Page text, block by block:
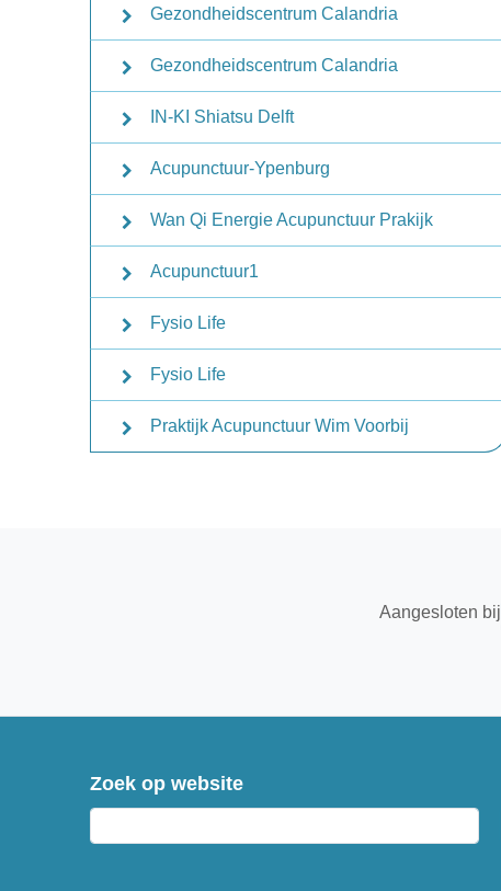
Gezondheidscentrum Calandria
Gezondheidscentrum Calandria
IN-KI Shiatsu Delft
Acupunctuur-Ypenburg
Wan Qi Energie Acupunctuur Prakijk
Acupunctuur1
Fysio Life
Fysio Life
Praktijk Acupunctuur Wim Voorbij
Aangesloten bij
Zoek op website